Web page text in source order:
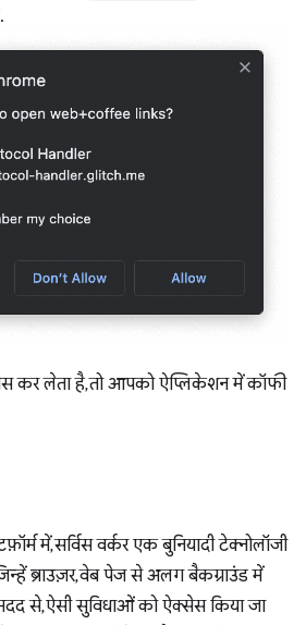
कर लेता है, तो आपको ऐप्लिकेशन में कॉफी
में, सर्विस वर्कर एक बुनियादी टेक्नोलॉजी
ब्राउज़र, वेब पेज से अलग बैकग्राउंड में
से, ऐसी सुविधाओं को ऐक्सेस किया जा